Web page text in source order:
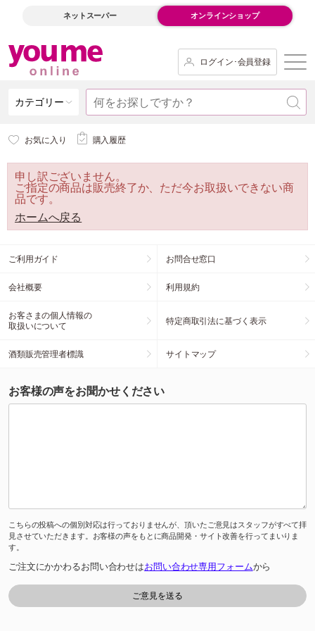
ネットスーパー オンラインショップ
ログイン･会員登録
カテゴリー
お気に入り 購入履歴
申し訳ございません。
ご指定の商品は販売終了か、ただ今お取扱いできない商
品です。
ホームへ戻る
ご利用ガイド お問合せ窓口
会社概要 利用規約
お客さまの個人情報の
取扱いについて
特定商取引法に基づく表示
酒類販売管理者標識 サイトマップ
お客様の声をお聞かせください
こちらの投稿への個別対応は行っておりませんが、頂いたご意見はスタッフがすべて拝
見させていただきます。お客様の声をもとに商品開発・サイト改善を行ってまいりま
す。
ご注文にかかわるお問い合わせはお問い合わせ専用フォームから